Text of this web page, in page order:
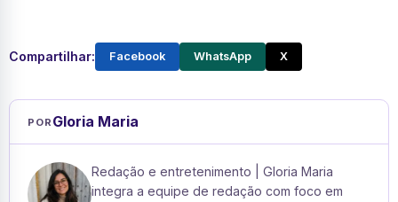
Compartilhar: Facebook WhatsApp X
POR Gloria Maria
Redação e entretenimento | Gloria Maria
integra a equipe de redação com foco em